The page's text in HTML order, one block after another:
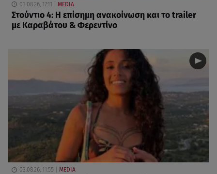
03.08.26, 17:11 MEDIA
Στούντιο 4: Η επίσημη ανακοίνωση και το trailer
με Καραβάτου & Φερεντίνο
03.08.26, 11:55 MEDIA